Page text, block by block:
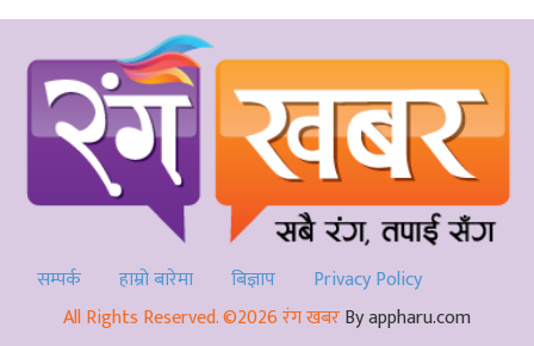
सम्पर्क हाम्रो बारेमा बिज्ञाप
Privacy Policy
All Rights Reserved. ©2026 रंग खबरBy appharu.com